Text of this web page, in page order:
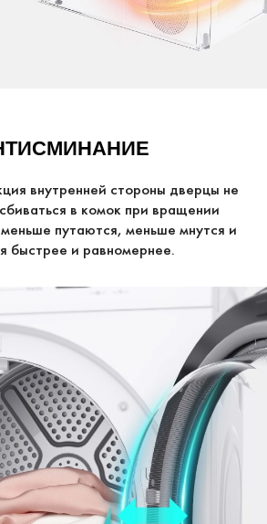
внутренней стороны дверцы не
в комок при вращении
путаются, меньше мнутся и
быстрее и равномернее.